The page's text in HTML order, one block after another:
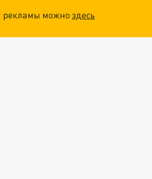
рекламы можноздесь